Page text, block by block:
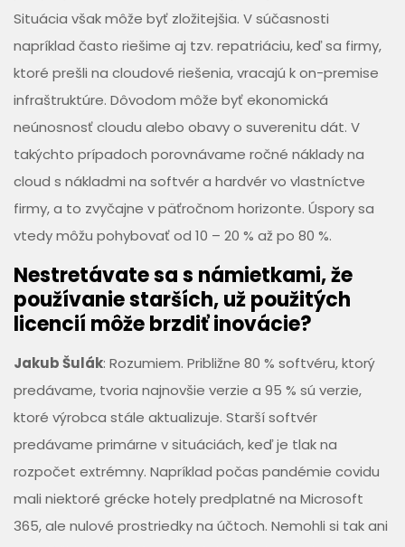
Situácia však môže byť zložitejšia. V súčasnosti
napríklad často riešime aj tzv. repatriáciu, keď sa firmy,
ktoré prešli na cloudové riešenia, vracajú k on-premise
infraštruktúre. Dôvodom môže byť ekonomická
neúnosnosť cloudu alebo obavy o suverenitu dát. V
takýchto prípadoch porovnávame ročné náklady na
cloud s nákladmi na softvér a hardvér vo vlastníctve
firmy, a to zvyčajne v päťročnom horizonte. Úspory sa
vtedy môžu pohybovať od 10 – 20 % až po 80 %.
Nestretávate sa s námietkami, že
používanie starších, už použitých
licencií môže brzdiť inovácie?
Jakub Šulák: Rozumiem. Približne 80 % softvéru, ktorý
predávame, tvoria najnovšie verzie a 95 % sú verzie,
ktoré výrobca stále aktualizuje. Starší softvér
predávame primárne v situáciách, keď je tlak na
rozpočet extrémny. Napríklad počas pandémie covidu
mali niektoré grécke hotely predplatné na Microsoft
365, ale nulové prostriedky na účtoch. Nemohli si tak ani